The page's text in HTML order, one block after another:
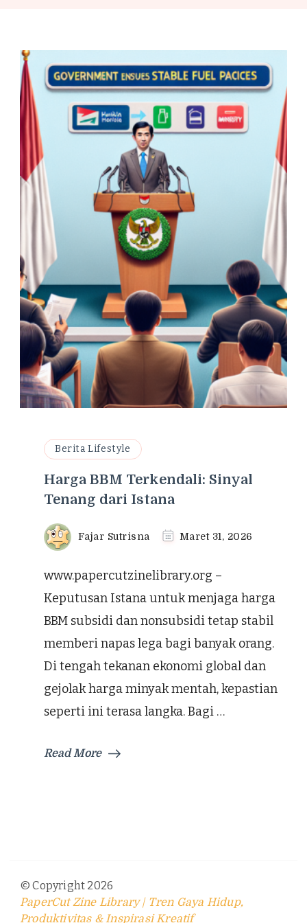
Berita Lifestyle
Harga BBM Terkendali: Sinyal
Tenang dari Istana
Fajar Sutrisna Maret 31, 2026
www.papercutzinelibrary.org –
Keputusan Istana untuk menjaga harga
BBM subsidi dan nonsubsidi tetap stabil
memberi napas lega bagi banyak orang.
Di tengah tekanan ekonomi global dan
gejolak harga minyak mentah, kepastian
seperti ini terasa langka. Bagi …
Read More
© Copyright 2026
PaperCut Zine Library | Tren Gaya Hidup,
Produktivitas & Inspirasi Kreatif